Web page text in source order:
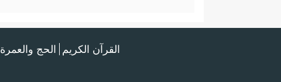
القرآن الكريم الحج والعمرة